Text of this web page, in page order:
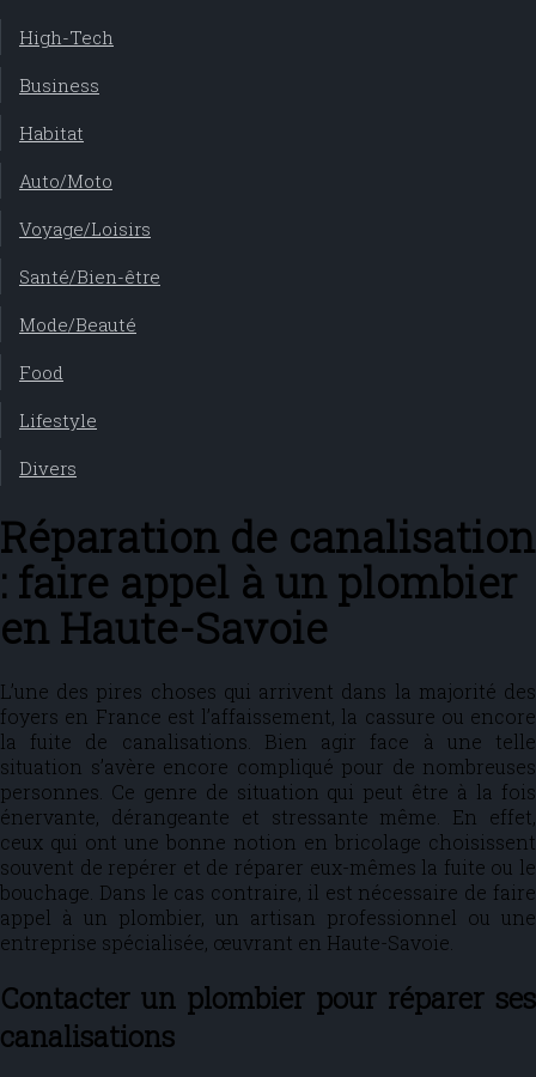
High-Tech
Business
Habitat
Auto/Moto
Voyage/Loisirs
Santé/Bien-être
Mode/Beauté
Food
Lifestyle
Divers
Réparation de canalisation
: faire appel à un plombier
en Haute-Savoie
L’une des pires choses qui arrivent dans la majorité des
foyers en France est l’affaissement, la cassure ou encore
la fuite de canalisations. Bien agir face à une telle
situation s’avère encore compliqué pour de nombreuses
personnes. Ce genre de situation qui peut être à la fois
énervante, dérangeante et stressante même. En effet,
ceux qui ont une bonne notion en bricolage choisissent
souvent de repérer et de réparer eux-mêmes la fuite ou le
bouchage. Dans le cas contraire, il est nécessaire de faire
appel à un plombier, un artisan professionnel ou une
entreprise spécialisée, œuvrant en Haute-Savoie.
Contacter un plombier pour réparer ses
canalisations